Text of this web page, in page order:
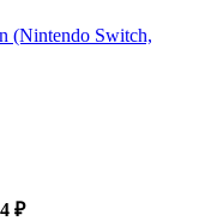
(Nintendo Switch,
₽